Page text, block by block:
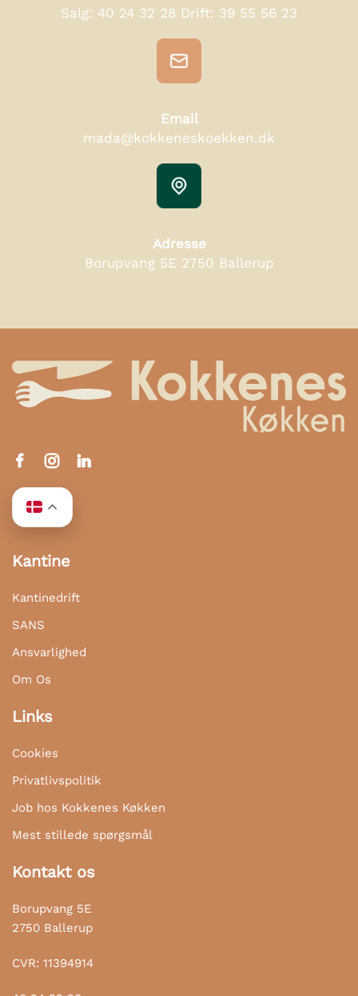
Salg: 40 24 32 28 Drift: 39 55 56 23
Email
mada@kokkeneskoekken.dk
Adresse
Borupvang 5E 2750 Ballerup
Kantine
Kantinedrift
SANS
Ansvarlighed
Om Os
Links
Cookies
Privatlivspolitik
Job hos Kokkenes Køkken
Mest stillede spørgsmål
Kontakt os
Borupvang 5E
2750 Ballerup
CVR: 11394914